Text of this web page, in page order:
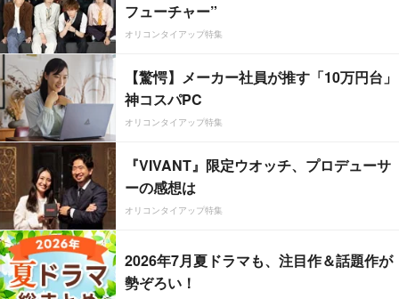
フューチャー”
オリコンタイアップ特集
【驚愕】メーカー社員が推す「10万円台」
神コスパPC
オリコンタイアップ特集
『VIVANT』限定ウオッチ、プロデューサ
ーの感想は
オリコンタイアップ特集
2026年7月夏ドラマも、注目作＆話題作が
勢ぞろい！